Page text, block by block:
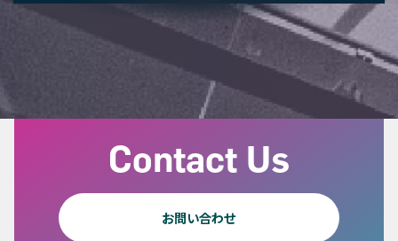
Contact Us
お問い合わせ